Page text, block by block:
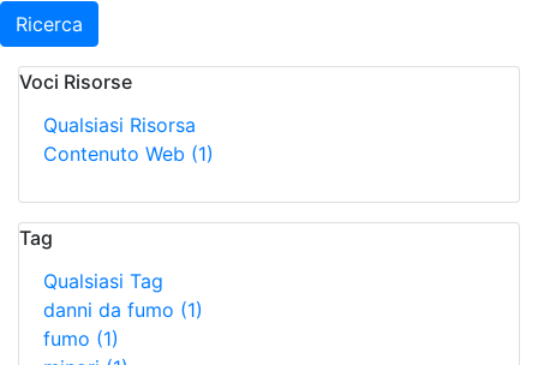
Ricerca
Voci Risorse
Qualsiasi Risorsa
Contenuto Web (1)
Tag
Qualsiasi Tag
danni da fumo (1)
fumo (1)